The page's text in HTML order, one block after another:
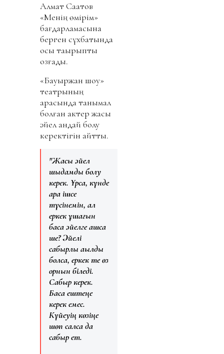
Алмат Сақатов
«Менің өмірім»
бағдарламасына
берген сұхбатында
осы тақырыпты
қозғады.
«Бауыржан шоу»
театрының
арқасында танымал
болған актер жақсы
әйел қандай болу
керектігін айтты.
"Жақсы əйел
шыдамды болу
керек. Ұрса, күнде
арақ ішсе
түсінемін, ал
еркек құшағын
басқа әйелге ашса
ше? Әйелі
сабырлы ақылды
болса, еркек те өз
орнын біледі.
Сабыр керек.
Басқа ештеңе
керек емес.
Күйеуің көзіңе
шөп салса да
сабыр ет.